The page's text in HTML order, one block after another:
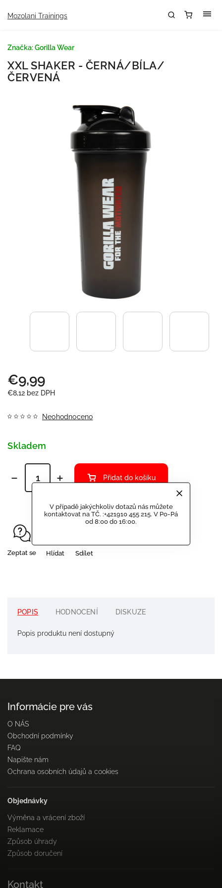
V případě jakýchkoliv dotazů nás můžete
kontaktovat na TČ. :+421910 455 215. V Po-Pá
od 8:00 do 16:00.
Mozolani Trainings
XXL SHAKER - ČERNÁ/BÍLA/
ČERVENÁ
€9,99
€8,12 bez DPH
Neohodnoceno
Značka:Gorilla Wear
Skladem
Přidat do košíku
Zeptat se Hlídat Sdílet
POPIS HODNOCENÍ DISKUZE
Popis produktu není dostupný
Informácie pre vás
O NÁS
Obchodní podmínky
FAQ
Napište nám
Ochrana osobních údajů a cookies
Objednávky
Výměna a vrácení zboží
Reklamace
Způsob úhrady
Způsob doručení
Kontakt